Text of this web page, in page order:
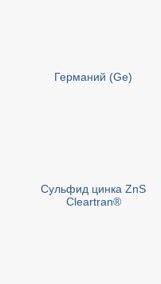
Германий (Ge)
Сульфид цинка ZnS
Cleartran®